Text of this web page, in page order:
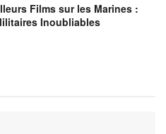
Films sur les Marines :
Inoubliables